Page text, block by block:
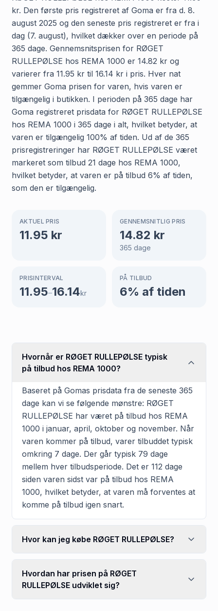
kr. Den første pris registreret af Goma er fra d. 8.
august 2025 og den seneste pris registreret er fra i
dag (7. august), hvilket dækker over en periode på
365 dage. Gennemsnitsprisen for RØGET
RULLEPØLSE hos REMA 1000 er 14.82 kr og
varierer fra 11.95 kr til 16.14 kr i pris. Hver nat
gemmer Goma prisen for varen, hvis varen er
tilgængelig i butikken. I perioden på 365 dage har
Goma registreret prisdata for RØGET RULLEPØLSE
hos REMA 1000 i 365 dage i alt, hvilket betyder, at
varen er tilgængelig 100% af tiden. Ud af de 365
prisregistreringer har RØGET RULLEPØLSE været
markeret som tilbud 21 dage hos REMA 1000,
hvilket betyder, at varen er på tilbud 6% af tiden,
som den er tilgængelig.
AKTUEL PRIS
11.95 kr
GENNEMSNITLIG PRIS
14.82 kr
365 dage
PRISINTERVAL
11.95–16.14kr
PÅ TILBUD
6% af tiden
Hvornår er RØGET RULLEPØLSE typisk
på tilbud hos REMA 1000?
Baseret på Gomas prisdata fra de seneste 365
dage kan vi se følgende mønstre: RØGET
RULLEPØLSE har været på tilbud hos REMA
1000 i januar, april, oktober og november. Når
varen kommer på tilbud, varer tilbuddet typisk
omkring 7 dage. Der går typisk 79 dage
mellem hver tilbudsperiode. Det er 112 dage
siden varen sidst var på tilbud hos REMA
1000, hvilket betyder, at varen må forventes at
komme på tilbud igen snart.
Hvor kan jeg købe RØGET RULLEPØLSE?
Hvordan har prisen på RØGET
RULLEPØLSE udviklet sig?